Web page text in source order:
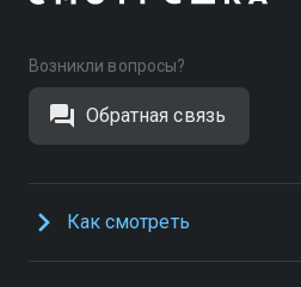
Возникли вопросы?
Обратная связь
Как смотреть